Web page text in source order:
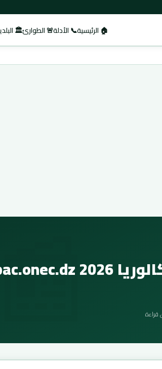
🏠 الرئيسية📞 الأدلة🚨 الطوارئ🏛️